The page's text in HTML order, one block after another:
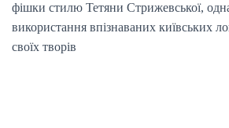
фішки стилю Тетяни Стрижевської,
використання впізнаваних київських
своїх творів